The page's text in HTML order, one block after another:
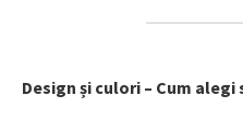
Design și culori – Cum